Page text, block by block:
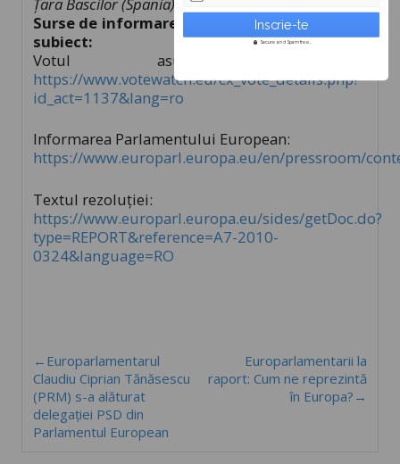
Țara Bascilor (Spania)”.
Surse de informare complementare pe acest
subiect:
Votul asupra raportului:
https://www.votewatch.eu/cx_vote_details.php?
id_act=1137&lang=ro
Informarea Parlamentului European:
https://www.europarl.europa.eu/en/pressroom/
Textul rezoluţiei:
https://www.europarl.europa.eu/sides/getDoc.do?
type=REPORT&reference=A7-2010-
0324&language=RO
←Europarlamentarul
Claudiu Ciprian Tănăsescu
(PRM) s-a alăturat
delegației PSD din
Parlamentul European
Europarlamentarii la
raport: Cum ne reprezintă
în Europa?→
Secure and Spam free...